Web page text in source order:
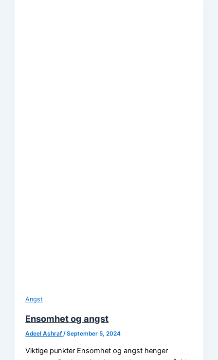
Angst
Ensomhet og angst
Adeel Ashraf/September 5, 2024
Viktige punkter Ensomhet og angst henger